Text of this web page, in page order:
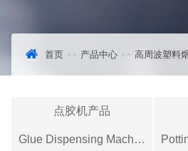
首页 产品中心 高周波塑料
点胶机产品
Glue Dispensing Machine